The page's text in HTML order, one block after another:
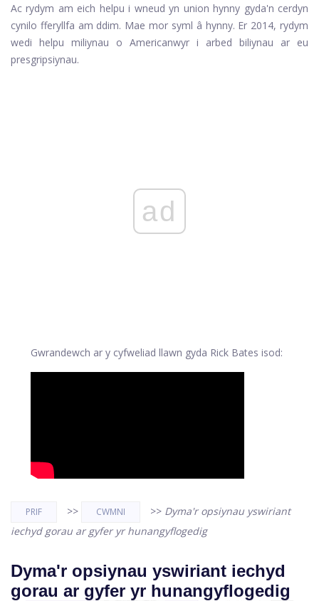
Ac rydym am eich helpu i wneud yn union hynny gyda'n cerdyn
cynilo fferyllfa am ddim. Mae mor syml â hynny. Er 2014, rydym
wedi helpu miliynau o Americanwyr i arbed biliynau ar eu
presgripsiynau.
ad
Gwrandewch ar y cyfweliad llawn gyda Rick Bates isod:
PRIF >> CWMNI >> Dyma'r opsiynau yswiriant
iechyd gorau ar gyfer yr hunangyflogedig
Dyma'r opsiynau yswiriant iechyd
gorau ar gyfer yr hunangyflogedig